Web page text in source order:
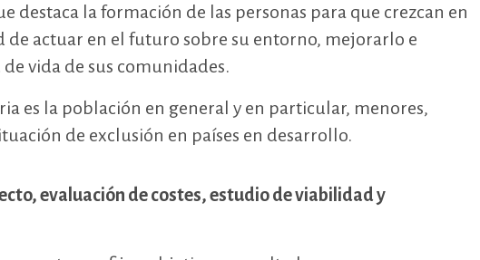
destaca la formación de las personas para que crezcan en
de actuar en el futuro sobre su entorno, mejorarlo e
vida de sus comunidades.
es la población en general y en particular, menores,
de exclusión en países en desarrollo.
evaluación de costes, estudio de viabilidad y